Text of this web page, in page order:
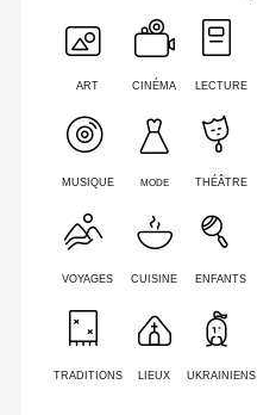
ART CINÉMA LECTURE
MUSIQUE MODE THÉÂTRE
VOYAGES CUISINE ENFANTS
TRADITIONS LIEUX UKRAINIENS